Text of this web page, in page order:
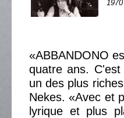
«ABBANDONO
quatre ans.
un des plus
Nekes. «Avec et
lyrique et plus